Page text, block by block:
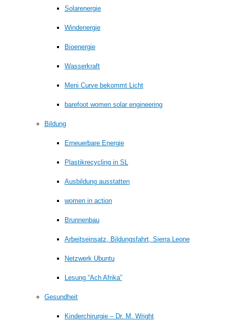
Solarenergie
Windenergie
Bioenergie
Wasserkraft
Meni Curve bekommt Licht
barefoot women solar engineering
Bildung
Erneuerbare Energie
Plastikrecycling in SL
Ausbildung ausstatten
women in action
Brunnenbau
Arbeitseinsatz, Bildungsfahrt, Sierra Leone
Netzwerk Ubuntu
Lesung “Ach Afrika”
Gesundheit
Kinderchirurgie – Dr. M. Wright